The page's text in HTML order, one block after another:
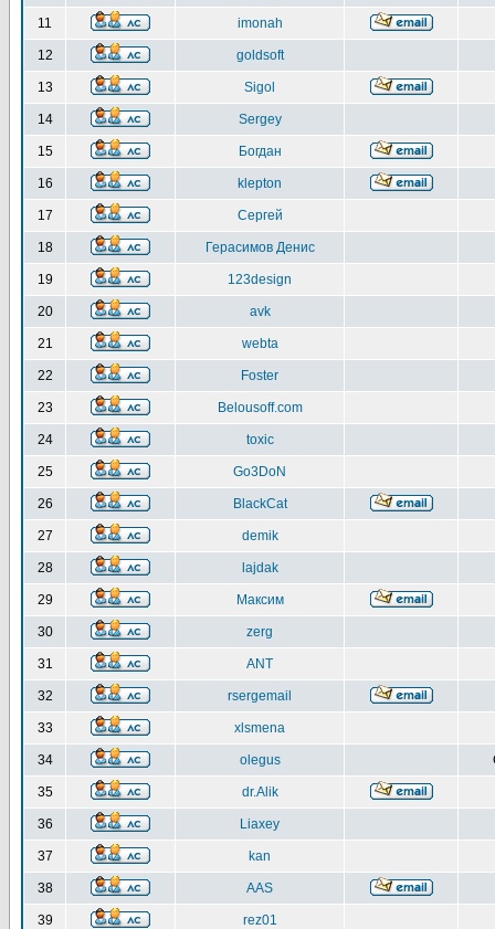
11 imonah
12 goldsoft
13 Sigol
14 Sergey
15 Богдан
16 klepton
17 Сергей
18 Герасимов Денис
19 123design
20 avk
21 webta
22 Foster
23 Belousoff.com
24 toxic
25 Go3DoN
26 BlackCat
27 demik
28 lajdak
29 Максим
30 zerg
31 ANT
32 rsergemail
33 xlsmena
34 olegus
35 dr.Alik
36 Liaxey
37 kan
38 AAS
39 rez01